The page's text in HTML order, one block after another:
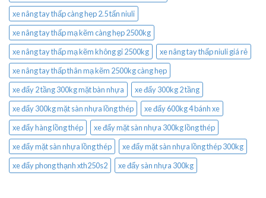
xe nâng tay thấp càng hẹp 2.5 tấn niuli
xe nâng tay thấp mạ kẽm càng hẹp 2500kg
xe nâng tay thấp mạ kẽm không gỉ 2500kg
xe nâng tay thấp niuli giá rẻ
xe nâng tay thấp thân mạ kẽm 2500kg càng hẹp
xe đẩy 2 tầng 300kg mặt bàn nhựa
xe đẩy 300kg 2 tầng
xe đẩy 300kg mặt sàn nhựa lồng thép
xe đẩy 600kg 4 bánh xe
xe đẩy hàng lồng thép
xe đẩy mặt sàn nhựa 300kg lồng thép
xe đẩy mặt sàn nhựa lồng thép
xe đẩy mặt sàn nhựa lồng thép 300kg
xe đẩy phong thạnh xth250s2
xe đẩy sàn nhựa 300kg